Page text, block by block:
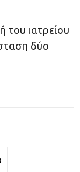
ιατρείου
δύο